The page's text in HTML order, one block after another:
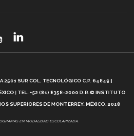
el Modelo Educativo Tec? (video)
e Inteligencia Artificial, Paola
2501 SUR COL. TECNOLÓGICO C.P. 64849 |
| TEL. +52 (81) 8358-2000 D.R.© INSTITUTO
SUPERIORES DE MONTERREY, MÉXICO. 2018
EN MODALIDAD ESCOLARIZADA.